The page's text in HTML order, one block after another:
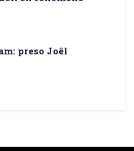
preso Joël